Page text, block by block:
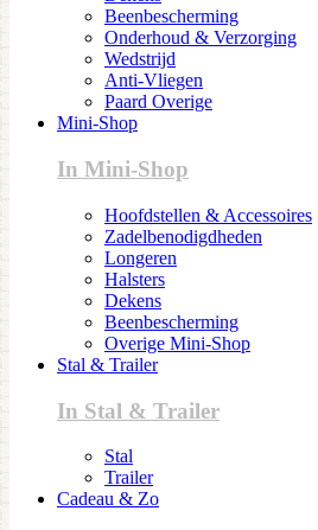
Beenbescherming
Onderhoud & Verzorging
Wedstrijd
Anti-Vliegen
Paard Overige
Mini-Shop
In Mini-Shop
Hoofdstellen & Accessoires
Zadelbenodigdheden
Longeren
Halsters
Dekens
Beenbescherming
Overige Mini-Shop
Stal & Trailer
In Stal & Trailer
Stal
Trailer
Cadeau & Zo